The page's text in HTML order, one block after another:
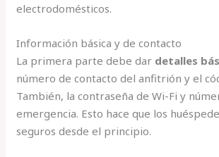
electrodomésticos.
Información básica y de contacto
La primera parte debe dar detalles
número de contacto del anfitrión y el
También, la contraseña de Wi-Fi y
emergencia. Esto hace que los
seguros desde el principio.